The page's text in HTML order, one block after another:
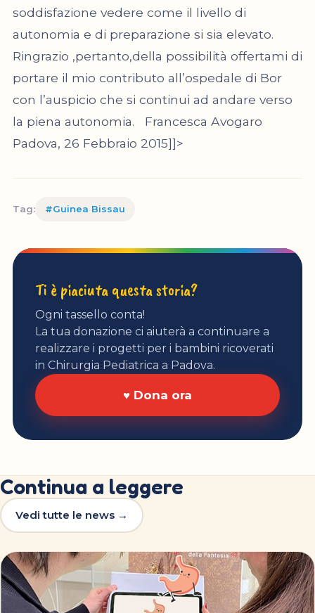
soddisfazione vedere come il livello di
autonomia e di preparazione si sia elevato.
Ringrazio ,pertanto,della possibilità offertami di
portare il mio contributo all’ospedale di Bor
con l’auspicio che si continui ad andare verso
la piena autonomia. Francesca Avogaro
Padova, 26 Febbraio 2015]]>
Tag: #Guinea Bissau
Ti è piaciuta questa storia?
Ogni tassello conta!
La tua donazione ci aiuterà a continuare a
realizzare i progetti per i bambini ricoverati
in Chirurgia Pediatrica a Padova.
♥ Dona ora
Continua a leggere
Vedi tutte le news →